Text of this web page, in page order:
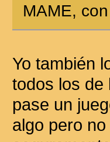
MAME,
Yo también
todos los de
pase un
algo pero